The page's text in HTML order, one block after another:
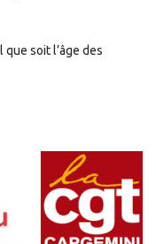
soit l’âge des